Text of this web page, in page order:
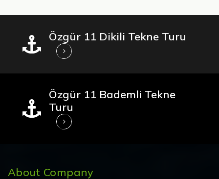
Özgür 11 Dikili Tekne Turu
Özgür 11 Bademli Tekne
Turu
About Company